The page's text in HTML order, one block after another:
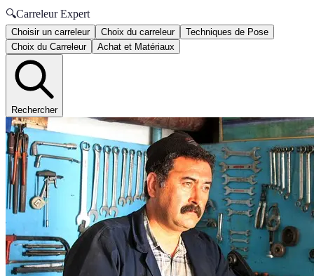
🔍Carreleur Expert
Choisir un carreleur Choix du carreleur
Techniques de Pose
Choix du Carreleur
Achat et Matériaux
Rechercher